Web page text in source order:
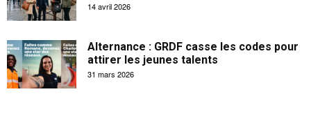
14 avril 2026
Alternance : GRDF casse les codes pour
attirer les jeunes talents
31 mars 2026